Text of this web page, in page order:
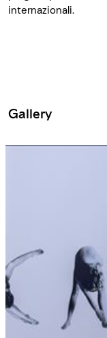
internazionali.
Gallery